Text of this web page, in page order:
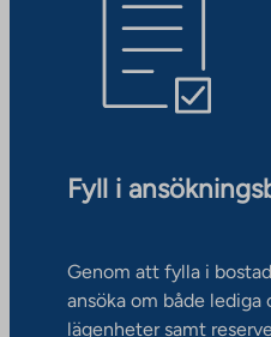
Fyll i
Genom att fylla i
ansöka om både
lägenheter samt